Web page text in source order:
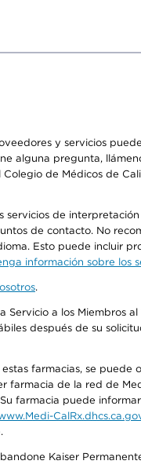
y servicios
alguna pregunta,
de Médicos de
de
de contacto. No
Esto puede incluir
información sobre los
.
a los Miembros
después de su
farmacias, se
de la red de
farmacia puede
Kaiser